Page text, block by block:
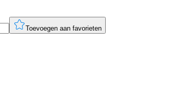
Toevoegen aan favorieten